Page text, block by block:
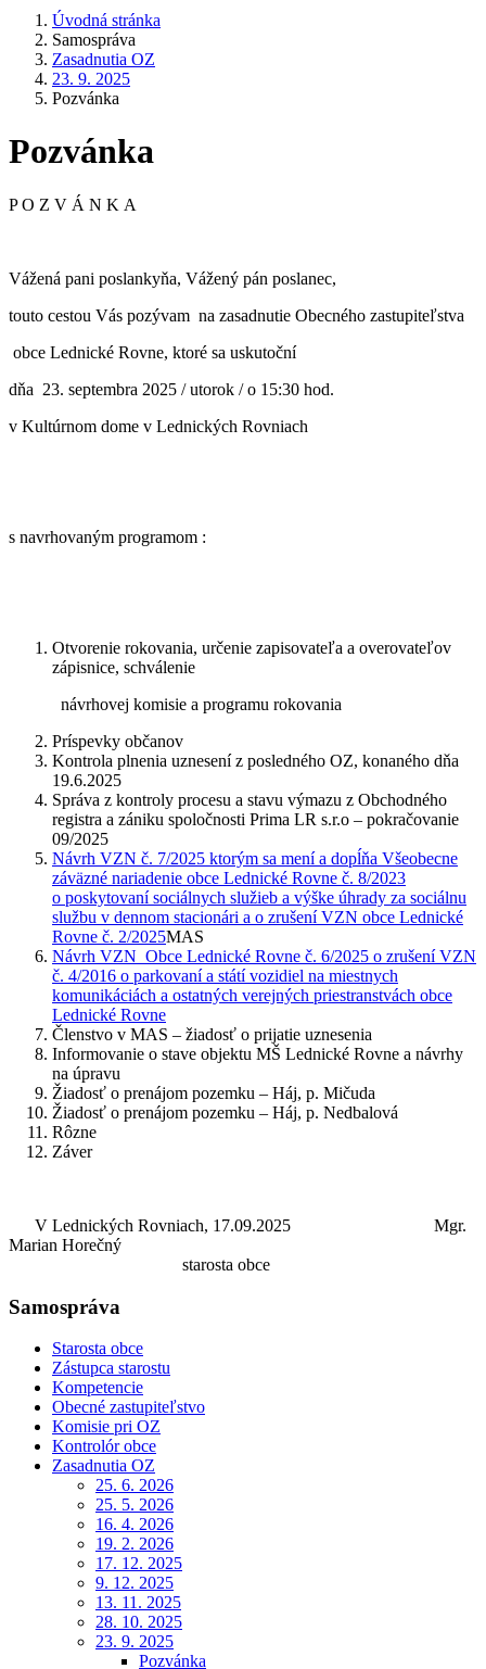
Úvodná stránka
Samospráva
Zasadnutia OZ
23. 9. 2025
Pozvánka
Pozvánka
P O Z V Á N K A
Vážená pani poslankyňa, Vážený pán poslanec,
touto cestou Vás pozývam na zasadnutie Obecného zastupiteľstva
obce Lednické Rovne, ktoré sa uskutoční
dňa 23. septembra 2025 / utorok / o 15:30 hod.
v Kultúrnom dome v Lednických Rovniach
s navrhovaným programom :
Otvorenie rokovania, určenie zapisovateľa a overovateľov
zápisnice, schválenie
návrhovej komisie a programu rokovania
Príspevky občanov
Kontrola plnenia uznesení z posledného OZ, konaného dňa
19.6.2025
Správa z kontroly procesu a stavu výmazu z Obchodného
registra a zániku spoločnosti Prima LR s.r.o – pokračovanie
09/2025
Návrh VZN č. 7/2025 ktorým sa mení a dopĺňa Všeobecne
záväzné nariadenie obce Lednické Rovne č. 8/2023
o poskytovaní sociálnych služieb a výške úhrady za sociálnu
službu v dennom stacionári a o zrušení VZN obce Lednické
Rovne č. 2/2025MAS
Návrh VZN Obce Lednické Rovne č. 6/2025 o zrušení VZN
č. 4/2016 o parkovaní a státí vozidiel na miestnych
komunikáciách a ostatných verejných priestranstvách obce
Lednické Rovne
Členstvo v MAS – žiadosť o prijatie uznesenia
Informovanie o stave objektu MŠ Lednické Rovne a návrhy
na úpravu
Žiadosť o prenájom pozemku – Háj, p. Mičuda
Žiadosť o prenájom pozemku – Háj, p. Nedbalová
Rôzne
Záver
V Lednických Rovniach, 17.09.2025 Mgr.
Marian Horečný
starosta obce
Samospráva
Starosta obce
Zástupca starostu
Kompetencie
Obecné zastupiteľstvo
Komisie pri OZ
Kontrolór obce
Zasadnutia OZ
25. 6. 2026
25. 5. 2026
16. 4. 2026
19. 2. 2026
17. 12. 2025
9. 12. 2025
13. 11. 2025
28. 10. 2025
23. 9. 2025
Pozvánka